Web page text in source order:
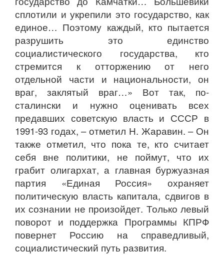
сплотили и укрепили это государство, как
единое… Поэтому каждый, кто пытается
разрушить это единство
социалистического государства, кто
стремится к отторжению от него
отдельной части и национальности, он
враг, заклятый враг…» Вот так, по-
сталински и нужно оценивать всех
предавших советскую власть и СССР в
1991-93 годах, – отметил Н. Жаравин. – Он
также отметил, что пока те, кто считает
себя вне политики, не поймут, что их
грабит олигархат, а главная буржуазная
партия «Единая Россия» охраняет
политическую власть капитала, сдвигов в
их сознании не произойдет. Только левый
поворот и поддержка Программы КПРФ
повернет Россию на справедливый,
социалистический путь развития.